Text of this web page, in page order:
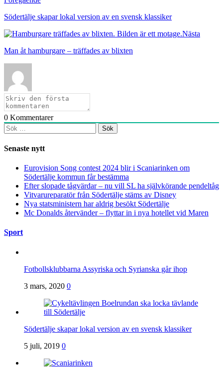
Södertälje skapar lokal version av en svensk klassiker
Nästa
Man åt hamburgare – träffades av blixten
0 Kommentarer
Sök
efter:
Senaste nytt
Eurovision Song contest 2024 blir i Scaniarinken om
Södertälje kommun får bestämma
Efter slopade tågvärdar – nu vill SL ha självkörande pendeltåg
Vitvarureparatör från Södertälje stäms av Disney
Nya statsministern har aldrig besökt Södertälje
Mc Donalds återvänder – flyttar in i nya hotellet vid Maren
Sport
Fotbollsklubbarna Assyriska och Syrianska går ihop
3 mars, 2020 0
Södertälje skapar lokal version av en svensk klassiker
5 juli, 2019 0